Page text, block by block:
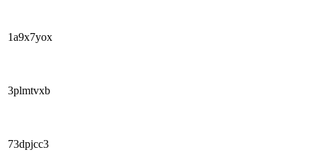
1a9x7yox
3plmtvxb
73dpjcc3